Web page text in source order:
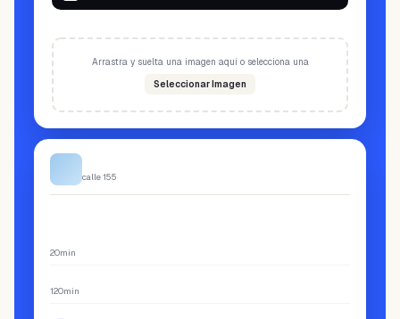
Arrastra y suelta una imagen aquí o selecciona una
Seleccionar Imagen
calle 155
20min
120min